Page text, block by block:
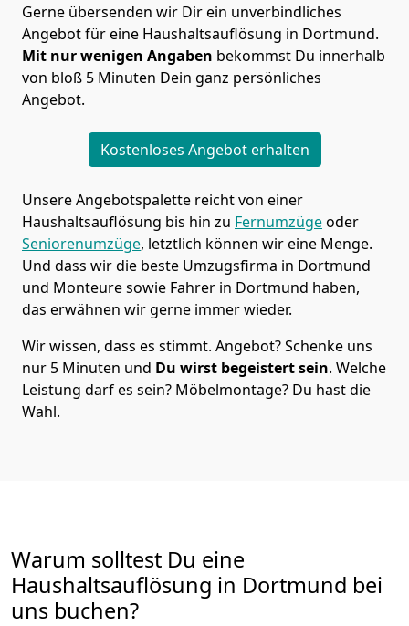
Gerne übersenden wir Dir ein unverbindliches
Angebot für eine Haushaltsauflösung in Dortmund.
Mit nur wenigen Angaben bekommst Du innerhalb
von bloß 5 Minuten Dein ganz persönliches
Angebot.
Kostenloses Angebot erhalten
Unsere Angebotspalette reicht von einer
Haushaltsauflösung bis hin zu Fernumzügeoder
Seniorenumzüge, letztlich können wir eine Menge.
Und dass wir die beste Umzugsfirma in Dortmund
und Monteure sowie Fahrer in Dortmund haben,
das erwähnen wir gerne immer wieder.
Wir wissen, dass es stimmt. Angebot? Schenke uns
nur 5 Minuten und Du wirst begeistert sein. Welche
Leistung darf es sein? Möbelmontage? Du hast die
Wahl.
Warum solltest Du eine
Haushaltsauflösung in Dortmund bei
uns buchen?